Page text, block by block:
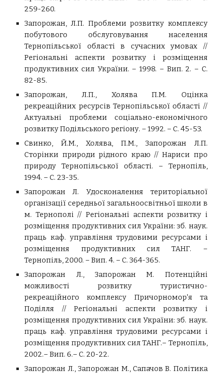
259-260.
Запорожан, Л.П. Проблеми розвитку комплексу
побутового обслуговування населення
Тернопільської області в сучасних умовах //
Регіональні аспекти розвитку і розміщення
продуктивних сил України. – 1998. – Вип. 2. – С.
82-85.
Запорожан, Л.П., Холява П.М. Оцінка
рекреаційних ресурсів Тернопільської області //
Актуальні проблеми соціально-економічного
розвитку Подільського регіону. – 1992. – С. 45-53.
Свинко, Й.М., Холява, П.М., Запорожан Л.П.
Сторінки природи рідного краю // Нариси про
природу Тернопільської області. – Тернопіль,
1994. – С. 23-35.
Запорожан Л. Удосконалення територіальної
організації середньої загальноосвітньої школи в
м. Тернополі // Регіональні аспекти розвитку і
розміщення продуктивних сил України: зб. наук.
праць каф. управління трудовими ресурсами і
розміщення продуктивних сил ТАНГ. –
Тернопіль, 2000. – Вип. 4. – С. 364-365.
Запорожан Л., Запорожан М. Потенційні
можливості розвитку туристично-
рекреаційного комплексу Причорномор'я та
Поділля // Регіональні аспекти розвитку і
розміщення продуктивних сил України: зб. наук.
праць каф. управління трудовими ресурсами і
розміщення продуктивних сил ТАНГ.– Тернопіль,
2002.– Вип. 6.– С. 20-22.
Запорожан Л., Запорожан М., Сапачов В. Політика